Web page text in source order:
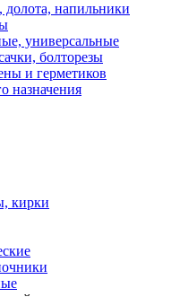
долота, напильники
универсальные
болторезы
и герметиков
назначения
кирки